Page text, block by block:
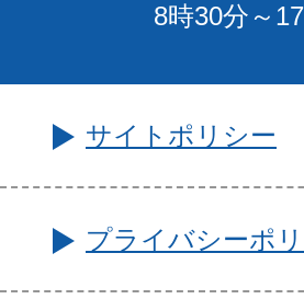
8時30分～
サイトポリシー
プライバシーポ